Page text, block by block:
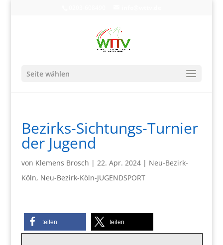
Seite wählen
Bezirks-Sichtungs-Turnier
der Jugend
von Klemens Brosch | 22. Apr. 2024| Neu-Bezirk-
Köln, Neu-Bezirk-Köln-JUGENDSPORT
teilen teilen